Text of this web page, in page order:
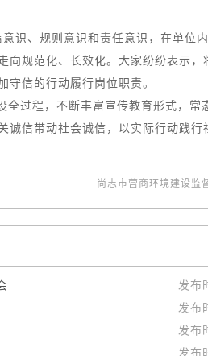
识、规则意识和责任意识，在单位
向规范化、长效化。大家纷纷表示，
守信的行动履行岗位职责。
全过程，不断丰富宣传教育形式，常
诚信带动社会诚信，以实际行动践行
尚志市营商环境建设监
发布
发布
发布
发布